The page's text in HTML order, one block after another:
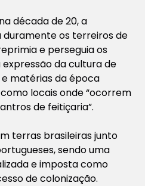
década de 20, a
os terreiros de
e perseguia os
da cultura de
matérias da época
locais onde “ocorrem
de feitiçaria”.
terras brasileiras junto
sendo uma
e imposta como
de colonização.